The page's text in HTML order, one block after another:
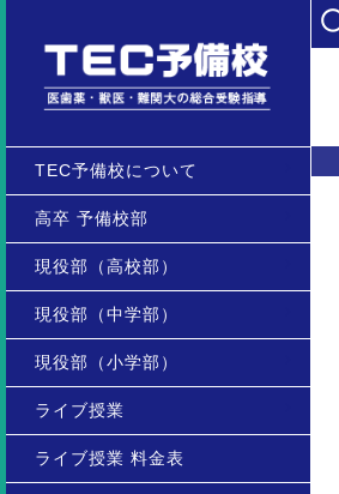
TEC予備校について
高卒 予備校部
現役部（高校部）
現役部（中学部）
現役部（小学部）
ライブ授業
ライブ授業 料金表